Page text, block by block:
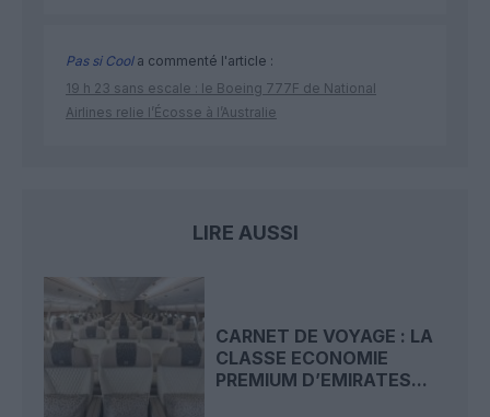
Pas si Coola commenté l'article :
19 h 23 sans escale : le Boeing 777F de National
Airlines relie l’Écosse à l’Australie
LIRE AUSSI
CARNET DE VOYAGE : LA
CLASSE ECONOMIE
PREMIUM D’EMIRATES...